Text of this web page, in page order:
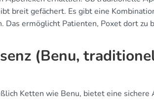
breit gefächert. Es gibt eine
ermöglicht Patienten, Poxet dort zu
(Benu,
Ketten wie Benu, bietet eine